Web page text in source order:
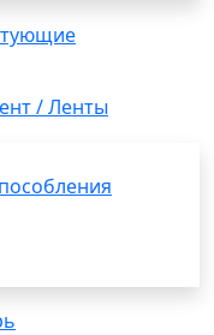
/ Ленты